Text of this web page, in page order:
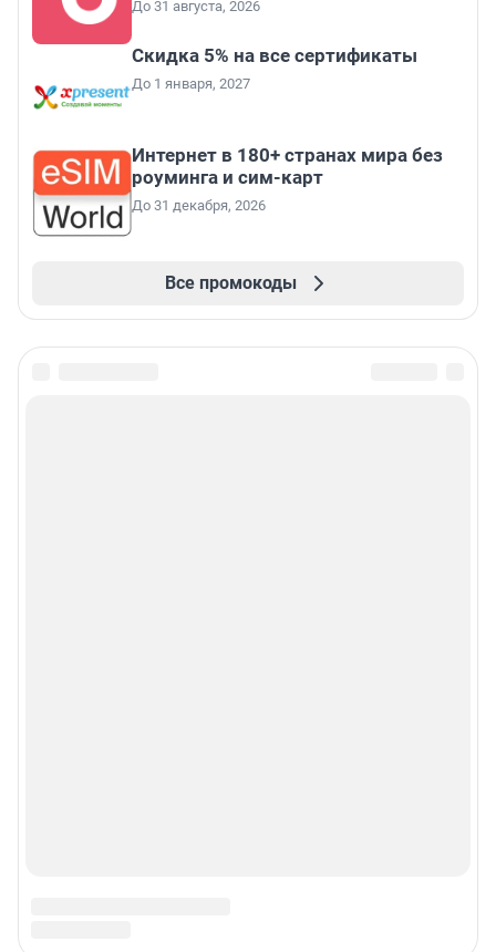
До 31 августа, 2026
Скидка 5% на все сертификаты
До 1 января, 2027
Интернет в 180+ странах мира без
роуминга и сим-карт
До 31 декабря, 2026
Все промокоды